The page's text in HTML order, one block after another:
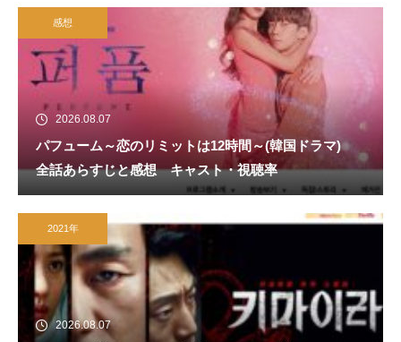
感想
2026.08.07
パフューム～恋のリミットは12時間～(韓国ドラマ)
全話あらすじと感想 キャスト・視聴率
2021年
2026.08.07